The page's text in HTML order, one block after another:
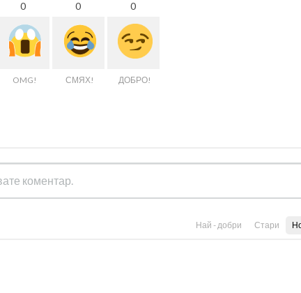
0
OMG!
0
СМЯХ!
0
ДОБРО!
Най - добри Стари